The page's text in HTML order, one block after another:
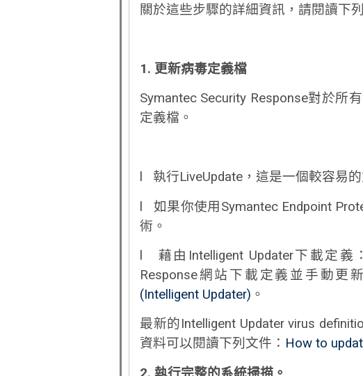
關於這些步驟的詳細資訊，請閱讀下
1. 更新病毒定義檔
Symantec Security Response對於所
定義檔。
l 執行LiveUpdate，這是一個較容易
l 如果你使用Symantec Endpoint
術。
l 藉由Intelligent Updater下載定義
Response網站下載定義並手動更
(Intelligent Updater) 。
最新的Intelligent Updater virus
資料可以閱讀下列文件： How to